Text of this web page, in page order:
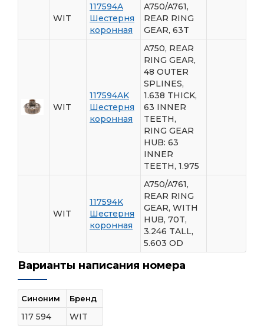
WIT
117594A
Шестерня
коронная
A750/A761,
REAR RING
GEAR, 63T
WIT
117594AK
Шестерня
коронная
A750, REAR
RING GEAR,
48 OUTER
SPLINES,
1.638 THICK,
63 INNER
TEETH,
RING GEAR
HUB: 63
INNER
TEETH, 1.975
WIT
117594K
Шестерня
коронная
A750/A761,
REAR RING
GEAR, WITH
HUB, 70T,
3.246 TALL,
5.603 OD
Варианты написания номера
Синоним Бренд
117 594 WIT